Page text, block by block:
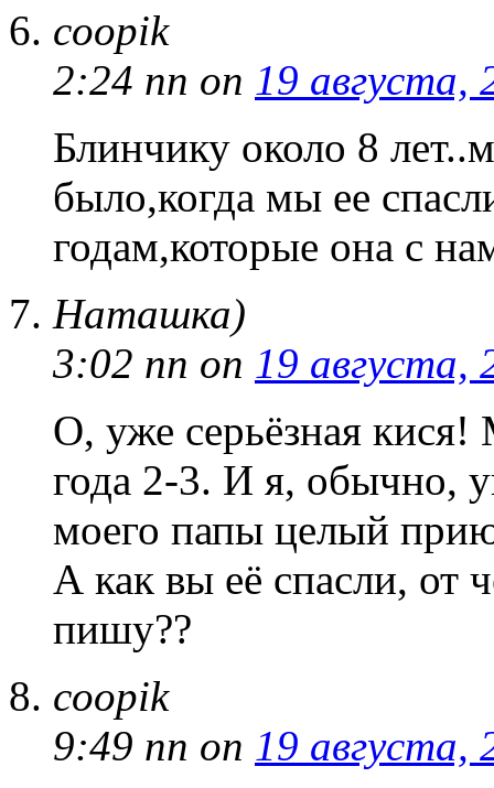
coopik
2:24 пп on 19 августа,
Блинчику около 8
было,когда мы ее
годам,которые она с
Наташка)
3:02 пп on 19 августа,
О, уже серьёзная кися!
года 2-3. И я, обычно,
моего папы целый
А как вы её спасли, от
пишу??
coopik
9:49 пп on 19 августа,